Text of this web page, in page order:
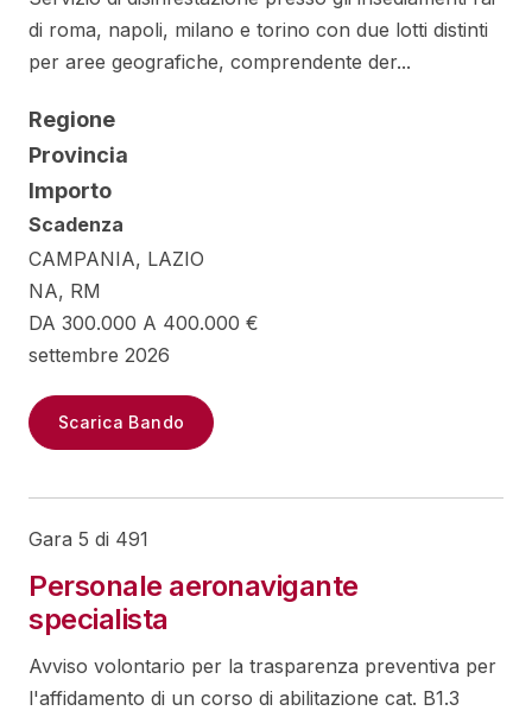
di roma, napoli, milano e torino con due lotti distinti
per aree geografiche, comprendente der...
Regione
Provincia
Importo
Scadenza
CAMPANIA, LAZIO
NA, RM
DA 300.000 A 400.000 €
settembre 2026
Scarica Bando
Gara 5 di 491
Personale aeronavigante
specialista
Avviso volontario per la trasparenza preventiva per
l'affidamento di un corso di abilitazione cat. B1.3